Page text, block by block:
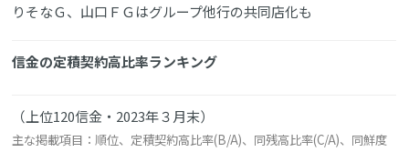
りそなＧ、山口ＦＧはグループ他行の共同店化も
信金の定積契約高比率ランキング
（上位120信金・2023年３月末）
主な掲載項目：順位、定積契約高比率(B/A)、同残高比率(C/A)、同鮮度